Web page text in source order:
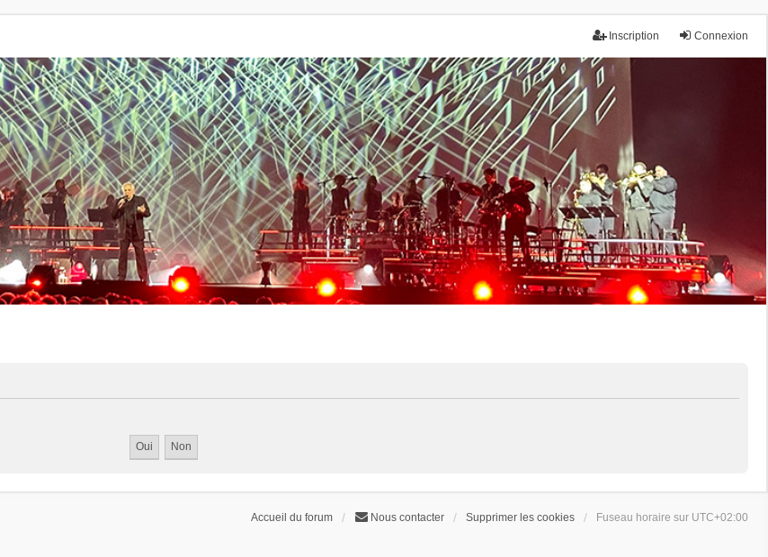
Connexion
Inscription
Accueil du forum Nous contacter Supprimer les cookies Fuseau horaire sur UTC+02:00